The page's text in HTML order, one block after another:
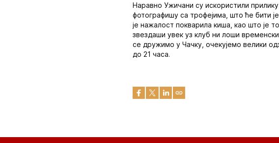
Наравно Ужичани су искористили
фотографишу са трофејима, што ће бити
је нажалост покварила киша, као што је
звездаши увек уз клуб ни лоши
се дружимо у Чачку, очекујемо велики
до 21 часа.